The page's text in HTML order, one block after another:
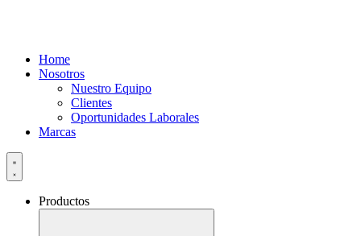
Home
Nosotros
Nuestro Equipo
Clientes
Oportunidades Laborales
Marcas
Productos